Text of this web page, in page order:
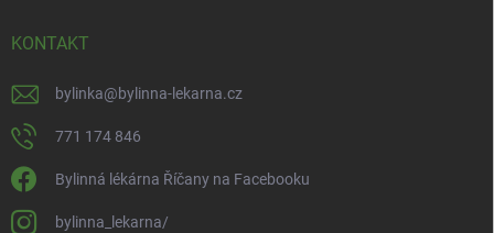
KONTAKT
bylinka@bylinna-lekarna.cz
771 174 846
Bylinná lékárna Říčany na Facebooku
bylinna_lekarna/